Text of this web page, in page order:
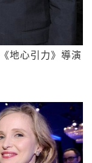
地心引力》導演